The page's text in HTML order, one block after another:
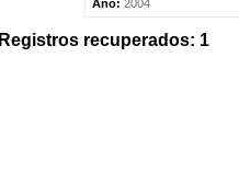
Ano: 2004
Registros recuperados: 1